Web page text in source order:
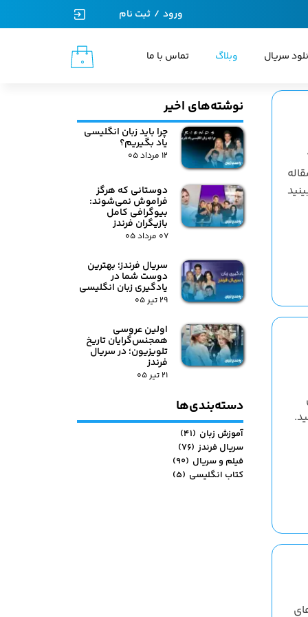
سریال وبلاگ تماس با ما ۰
ورود / ثبت نام
تغییر گذر واژه
خروج از حساب کاربری
۹۰٪
نوشته‌های اخیر
چرا باید زبان انگلیسی
یاد بگیریم؟
۱۲ مرداد ۰۵
دوستانی که هرگز
فراموش نمی‌شوند:
بیوگرافی کامل
بازیگران فرندز
۰۷ مرداد ۰۵
سریال فرندز؛ بهترین
دوست شما در
یادگیری زبان انگلیسی
۲۹ تیر ۰۵
اولین عروسی
همجنس‌گرایان تاریخ
تلویزیون؛ در سریال
فرندز
۲۱ تیر ۰۵
دسته‌بندی‌ها
آموزش زبان (۴۱)
سریال فرندز (۷۶)
فیلم و سریال (۹۰)
کتاب انگلیسی (۵)